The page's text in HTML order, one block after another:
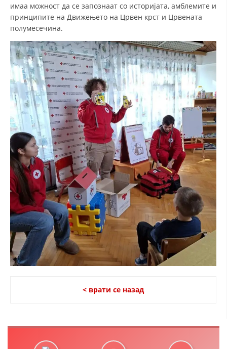
ЕДУКАТИВНО ИНФОРМАТИВНИ МАТЕРИЈАЛИ
ПОСТЕРИ
ПРЕЗЕНТАЦИИ
имаа можност да се запознаат со историјата, амблемите и
принципите на Движењето на Црвен крст и Црвената
полумесечина.
< врати се назад